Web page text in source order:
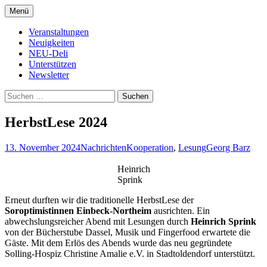
Zum
Inhalt
springen
NeuDeli Einbeck
Menü
Veranstaltungen
Neuigkeiten
NEU-Deli
Unterstützen
Newsletter
Suchen
nach:
HerbstLese 2024
13. November 2024NachrichtenKooperation, LesungGeorg Barz
Heinrich
Sprink
Erneut durften wir die traditionelle HerbstLese der
Soroptimistinnen Einbeck-Northeim ausrichten. Ein
abwechslungsreicher Abend mit Lesungen durch Heinrich Sprink
von der Bücherstube Dassel, Musik und Fingerfood erwartete die
Gäste. Mit dem Erlös des Abends wurde das neu gegründete
Solling-Hospiz Christine Amalie e.V. in Stadtoldendorf unterstützt.